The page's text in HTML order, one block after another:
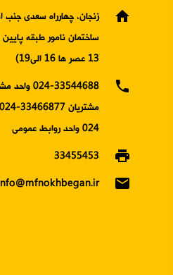
home
زنجان، چهارراه سعدی جنب
13 عصر ها 16 الی19)
phone
024 واحد روابط عمومی
print
33455453
email